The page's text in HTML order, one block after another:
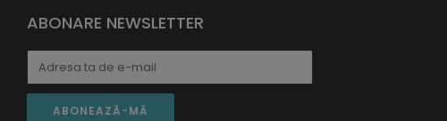
ABONARE NEWSLETTER
ABONEAZĂ-MĂ